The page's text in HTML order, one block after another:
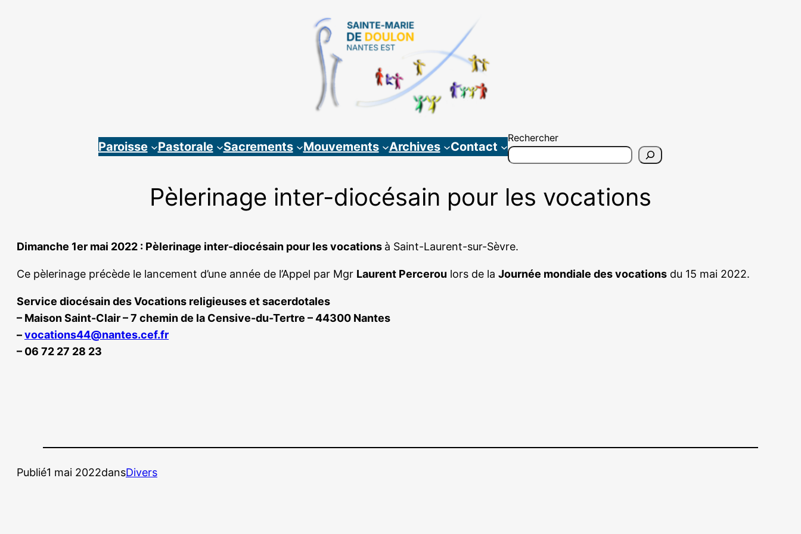
Paroisse Pastorale Sacrements Mouvements Archives Contact
Rechercher
Pèlerinage inter-diocésain pour les vocations
Dimanche 1er mai 2022 : Pèlerinage inter-diocésain pour les vocations à Saint-Laurent-sur-Sèvre.
Ce pèlerinage précède le lancement d’une année de l’Appel par Mgr Laurent Percerou lors de la Journée mondiale des vocations du 15 mai 2022.
Service diocésain des Vocations religieuses et sacerdotales
– Maison Saint-Clair – 7 chemin de la Censive-du-Tertre – 44300 Nantes
–vocations44@nantes.cef.fr
– 06 72 27 28 23
Publié1 mai 2022dansDivers